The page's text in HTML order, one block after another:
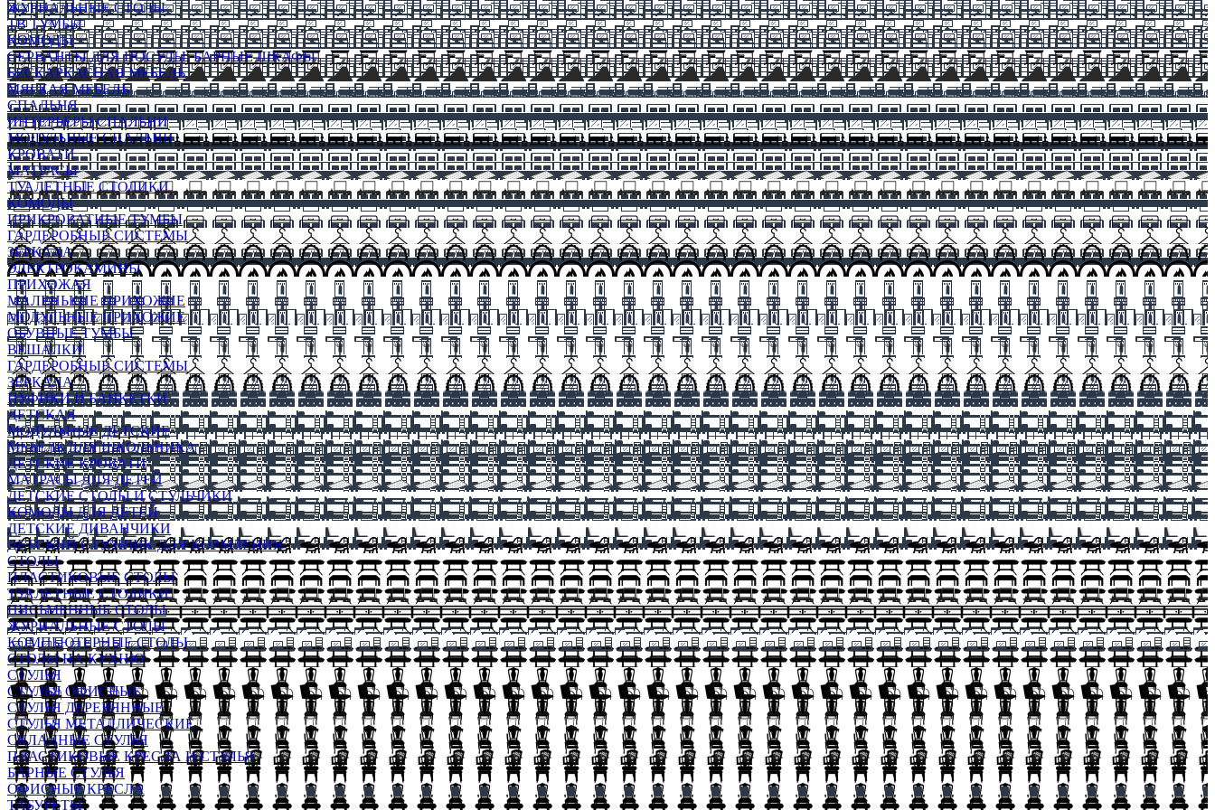
ЖУРНАЛЬНЫЕ СТОЛЫ
ТВ ТУМБЫ
КОМОДЫ
СЕРВАНТЫ ДЛЯ ПОСУДЫ, БАРНЫЕ ШКАФЫ
БЕСКАРКАСНАЯ МЕБЕЛЬ
МЯГКАЯ МЕБЕЛЬ
СПАЛЬНЯ
ИНТЕРЬЕРЫ СПАЛЬНИ
МОДУЛЬНЫЕ СПАЛЬНИ
КРОВАТИ
МАТРАСЫ
ТУАЛЕТНЫЕ СТОЛИКИ
КОМОДЫ
ПРИКРОВАТНЫЕ ТУМБЫ
ГАРДЕРОБНЫЕ СИСТЕМЫ
ЗЕРКАЛА
ЭЛЕКТРОКАМИНЫ
ПРИХОЖАЯ
МАЛЕНЬКИЕ ПРИХОЖИЕ
МОДУЛЬНЫЕ ПРИХОЖИЕ
ОБУВНЫЕ ТУМБЫ
ВЕШАЛКИ
ГАРДЕРОБНЫЕ СИСТЕМЫ
ЗЕРКАЛА
ПУФИКИ И БАНКЕТКИ
ДЕТСКАЯ
МОДУЛЬНЫЕ ДЕТСКИЕ
МЕБЕЛЬ ДЛЯ ШКОЛЬНИКА
ДЕТСКИЕ КРОВАТИ
МАТРАСЫ ДЛЯ ДЕТЕЙ
ДЕТСКИЕ СТОЛЫ И СТУЛЬЧИКИ
КОМОДЫ ДЛЯ ДЕТЕЙ
ДЕТСКИЕ ДИВАНЧИКИ
ДЕТСКИЙ СТУЛЬЧИК ДЛЯ КОРМЛЕНИЯ
СТОЛЫ
ПЛАСТИКОВЫЕ СТОЛЫ
ТУАЛЕТНЫЕ СТОЛИКИ
ПИСЬМЕННЫЕ СТОЛЫ
ЖУРНАЛЬНЫЕ СТОЛЫ
КОМПЬЮТЕРНЫЕ СТОЛЫ
СТОЛЫ НА КУХНЮ
СТУЛЬЯ
СТУЛЬЯ ОФИСНЫЕ
СТУЛЬЯ ДЕРЕВЯННЫЕ
СТУЛЬЯ МЕТАЛЛИЧЕСКИЕ
СКЛАДНЫЕ СТУЛЬЯ
ПЛАСТИКОВЫЕ КРЕСЛА И СТУЛЬЯ
БАРНЫЕ СТУЛЬЯ
ОФИСНЫЕ КРЕСЛА
ТАБУРЕТЫ